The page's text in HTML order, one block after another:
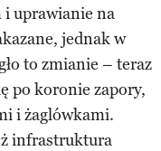
i uprawianie na
jednak w
to zmianie – teraz
po koronie zapory,
i żaglówkami.
infrastruktura